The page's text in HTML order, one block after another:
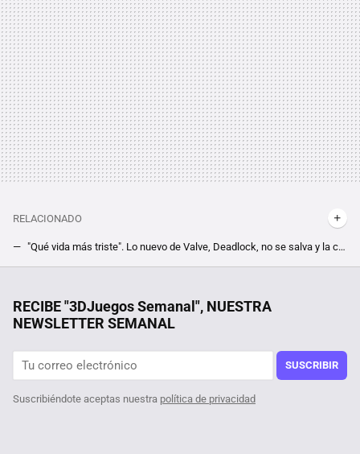
RELACIONADO
"Qué vida más triste". Lo nuevo de Valve, Deadlock, no se salva y la comunidad ya está encontrándose con sus primeros tramposos, y son malísimos
Está en Steam por menos de 1 euro, y se trata de uno de los MMORPG con más contenido de los que hay en el género. Descubre Black Desert Online
RECIBE "3DJuegos Semanal", NUESTRA
NEWSLETTER SEMANAL
SUSCRIBIR
Suscribiéndote aceptas nuestra política de privacidad